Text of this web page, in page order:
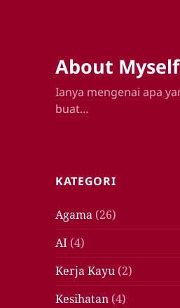
About Myself
Ianya mengenai apa
buat…
KATEGORI
Agama (26)
AI (4)
Kerja Kayu (2)
Kesihatan (4)